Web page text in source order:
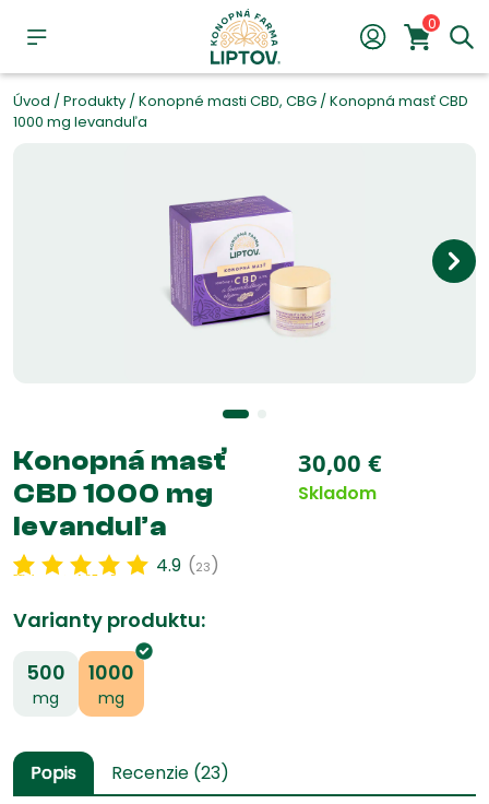
0
Úvod /Produkty /Konopné masti CBD, CBG /Konopná masť CBD
1000 mg levanduľa
Konopná masť
CBD 1000 mg
levanduľa
Hodnotenie4.87 z 5 na
23
4.9 (23)
30,00€
Skladom
Varianty produktu:
500
mg
1000
mg
Popis Recenzie (23)